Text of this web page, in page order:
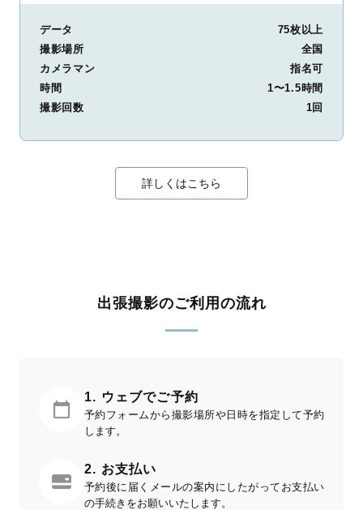
データ
75枚以上
撮影場所
全国
カメラマン
指名可
時間
1〜1.5時間
撮影回数
1回
詳しくはこちら
出張撮影のご利用の流れ
1. ウェブでご予約
予約フォームから撮影場所や日時を指定して予約
します。
2. お支払い
予約後に届くメールの案内にしたがってお支払い
の手続きをお願いいたします。